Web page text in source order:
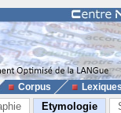
Corpus
Etymologie